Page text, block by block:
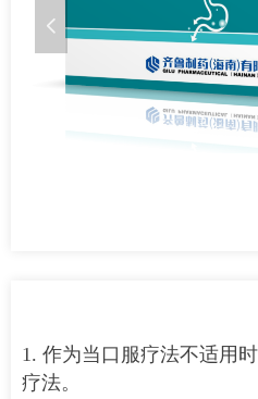
넳
1. 作为当口服疗法不适用
疗法。